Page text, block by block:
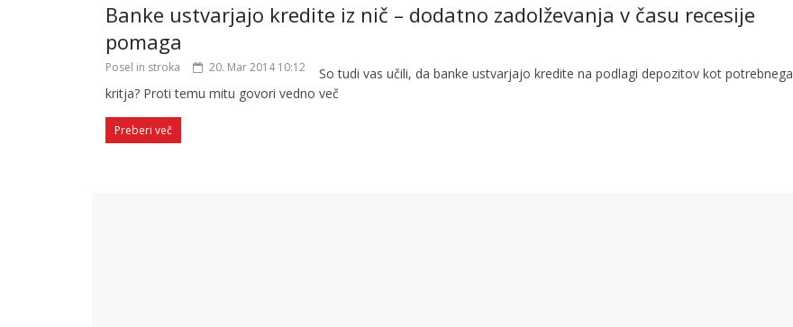
Banke ustvarjajo kredite iz nič – dodatno zadolževanja v času recesije
pomaga
Posel in stroka 20. Mar 2014 10:12
So tudi vas učili, da banke ustvarjajo kredite na podlagi depozitov kot potrebnega
kritja? Proti temu mitu govori vedno več
Preberi več